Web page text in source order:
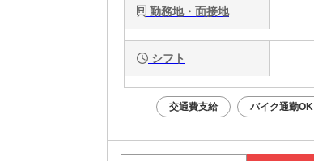
勤務地・面接地
シフト
交通費支給 バイク通勤OK